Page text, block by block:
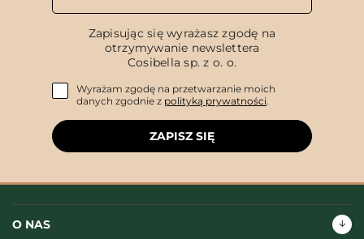
Zapisując się wyrażasz zgodę na
otrzymywanie newslettera
Cosibella sp. z o. o.
Wyrażam zgodę na przetwarzanie moich
danych zgodnie z polityką prywatności.
ZAPISZ SIĘ
O NAS